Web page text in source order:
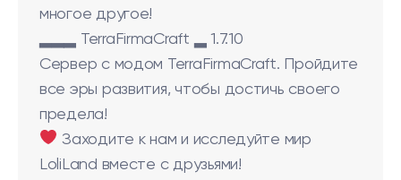
многое другое!
▂▂▂ TerraFirmaCraft ▂ 1.7.10
Сервер с модом TerraFirmaCraft. Пройдите
все эры развития, чтобы достичь своего
предела!
Заходите к нам и исследуйте мир
LoliLand вместе с друзьями!